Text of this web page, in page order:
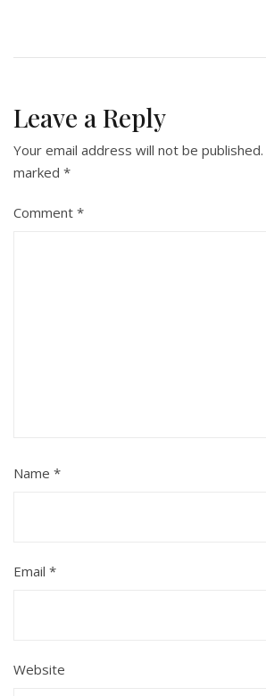
Leave a Reply
Your email address will not be published.
marked *
Comment *
Name *
Email *
Website